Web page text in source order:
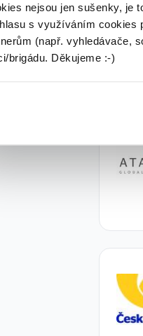
nejsou jen sušenky, je
s využíváním cookies
(např. vyhledávače,
brigádu. Děkujeme :-)